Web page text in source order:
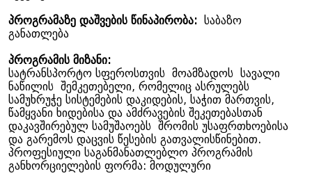
პროგრამაზე დაშვების წინაპირობა: საბაზო
განათლება
პროგრამის მიზანი:
სატრანსპორტო სფეროსთვის მოამზადოს სავალი
ნაწილის შემკეთებელი, რომელიც ასრულებს
სამუხრუჭე სისტემების დაკიდების, საჭით მართვის,
წამყვანი ხიდებისა და ამძრავების შეკეთებასთან
დაკავშირებულ სამუშაოებს შრომის უსაფრთხოებისა
და გარემოს დაცვის წესების გათვალისწინებით.
პროფესიული საგანმანათლებლო პროგრამის
განხორციელების ფორმა: მოდულური